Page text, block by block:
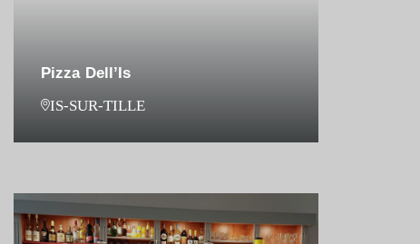
Pizza Dell’Is
IS-SUR-TILLE